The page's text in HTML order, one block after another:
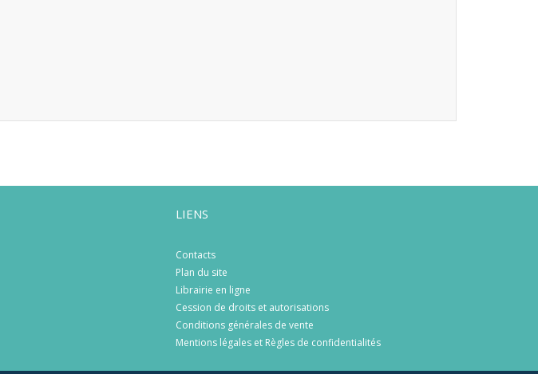
LIENS
Contacts
Plan du site
Librairie en ligne
Cession de droits et autorisations
Conditions générales de vente
Mentions légales et Règles de confidentialités